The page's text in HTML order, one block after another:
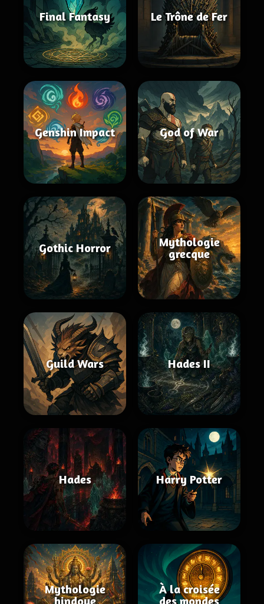
Final Fantasy Le Trône de Fer
Genshin Impact God of War
Gothic Horror
Mythologie
grecque
Guild Wars Hades II
Hades Harry Potter
Mythologie
hindoue
À la croisée
des mondes